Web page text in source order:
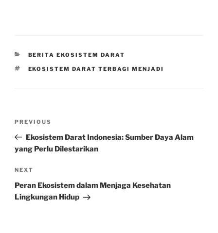
CATEGORIES
BERITA EKOSISTEM DARAT
TAGS
EKOSISTEM DARAT TERBAGI MENJADI
Previous
Post
PREVIOUS
Ekosistem Darat Indonesia: Sumber Daya Alam
yang Perlu Dilestarikan
Next
Post
NEXT
Peran Ekosistem dalam Menjaga Kesehatan
Lingkungan Hidup